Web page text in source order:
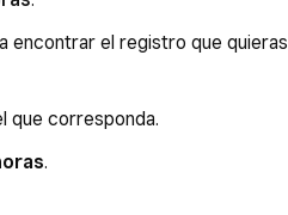
encontrar el registro que quieras
que corresponda.
.